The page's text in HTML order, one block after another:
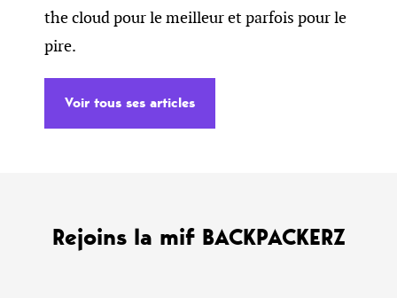
the cloud pour le meilleur et parfois pour le
pire.
Voir tous ses articles
Rejoins la mif BACKPACKERZ